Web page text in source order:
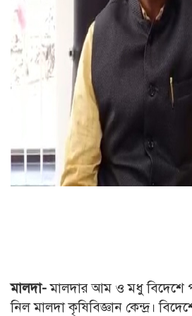
মালদা-মালদার আম ও মধু বিদেশে
নিল মালদা কৃষিবিজ্ঞান কেন্দ্র।